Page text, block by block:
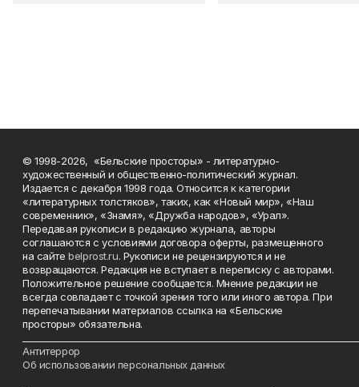
© 1998-2026, «Бельские просторы» - литературно-
художественный и общественно-политический журнал.
Издается с декабря 1998 года. Относится к категории
«литературных толстяков», таких, как «Новый мир», «Наш
современник», «Знамя», «Дружба народов», «Урал».
Передавая рукописи в редакцию журнала, авторы
соглашаются с условиями договора оферты, размещенного
на сайтеbelprost.ru. Рукописи не рецензируются и не
возвращаются. Редакция не вступает в переписку с авторами.
Положительное решение сообщается. Мнение редакции не
всегда совпадает с точкой зрения того или иного автора. При
перепечатывании материалов ссылка на «Бельские
просторы» обязательна.
Антитеррор
Об использовании персональных данных